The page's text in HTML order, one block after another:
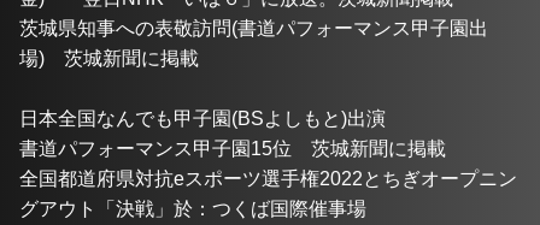
茨城県知事への表敬訪問(書道パフォーマンス甲子園出
場)　茨城新聞に掲載
日本全国なんでも甲子園(BSよしもと)出演
書道パフォーマンス甲子園15位　茨城新聞に掲載
全国都道府県対抗eスポーツ選手権2022とちぎオープニン
グアウト「決戦」於：つくば国際催事場